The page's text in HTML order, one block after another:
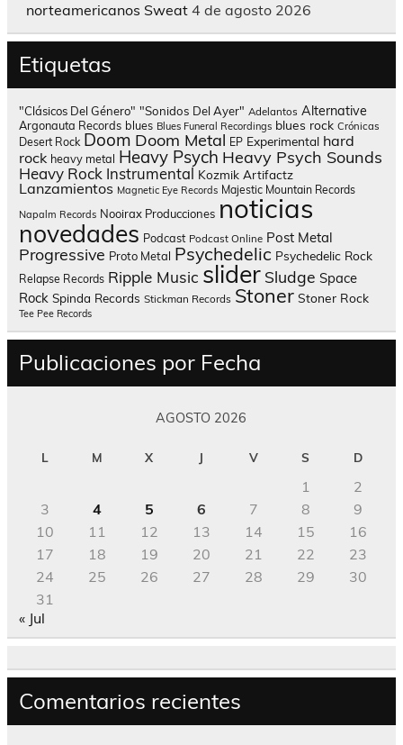
norteamericanos Sweat 4 de agosto 2026
Etiquetas
"Clásicos Del Género" "Sonidos Del Ayer" Adelantos Alternative
Argonauta Records blues Blues Funeral Recordings blues rock Crónicas
Desert Rock Doom Doom Metal EP Experimental hard
rock heavy metal Heavy Psych Heavy Psych Sounds
Heavy Rock Instrumental Kozmik Artifactz
Lanzamientos Magnetic Eye Records Majestic Mountain Records
Napalm Records Nooirax Producciones noticias
novedades Podcast Podcast Online Post Metal
Progressive Proto Metal Psychedelic Psychedelic Rock
Relapse Records Ripple Music slider Sludge Space
Rock Spinda Records Stickman Records Stoner Stoner Rock
Tee Pee Records
Publicaciones por Fecha
AGOSTO 2026
L M X J V S D
1
2
3
4 5 6 7 8
9
10
11 12 13 14 15
16
17
18 19 20 21 22
23
24
25 26 27 28 29
30
31
« Jul
Comentarios recientes